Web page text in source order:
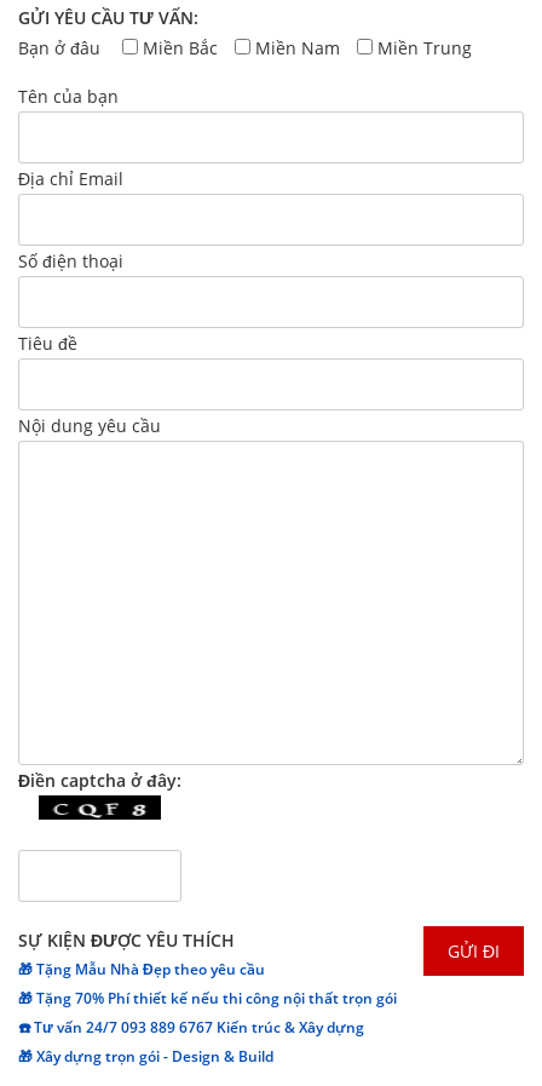
GỬI YÊU CẦU TƯ VẤN:
Bạn ở đâu
Miền Bắc Miền Nam Miền Trung
Tên của bạn
Địa chỉ Email
Số điện thoại
Tiêu đề
Nội dung yêu cầu
Điền captcha ở đây:
SỰ KIỆN ĐƯỢC YÊU THÍCH
🎁 Tặng Mẫu Nhà Đẹp theo yêu cầu
🎁 Tặng 70% Phí thiết kế nếu thi công nội thất trọn gói
☎️ Tư vấn 24/7 093 889 6767 Kiến trúc & Xây dựng
🎁 Xây dựng trọn gói - Design & Build